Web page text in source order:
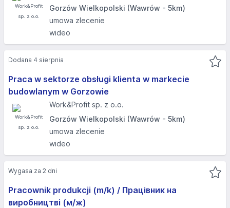
Gorzów Wielkopolski (Wawrów - 5km)
umowa zlecenie
wideo
Praca w sektorze obsługi klienta w markecie
budowlanym w Gorzowie
Work&Profit sp. z o.o.
Gorzów Wielkopolski (Wawrów - 5km)
umowa zlecenie
wideo
Dodana 4 sierpnia
Pracownik produkcji (m/k) / Працівник на
виробництві (м/ж)
Wygasa za 2 dni